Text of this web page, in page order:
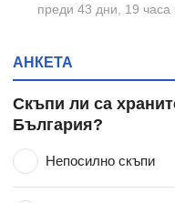
преди 43 дни, 19
АНКЕТА
Скъпи ли са
България?
Непосилно скъпи